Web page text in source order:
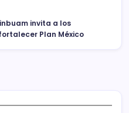
invita a los
Plan México